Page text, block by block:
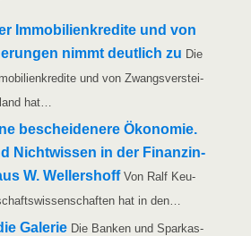
Immo­bi­li­en­kre­di­te und von
nimmt deut­lich zu Die
und von Zwangs­ver­stei­
hat…
beschei­de­ne­re Öko­no­mie.
Nicht­wis­sen in der Finanz­in­
W. Wel­lers­hoff Von Ralf Keu­
hat in den…
Gale­rie Die Ban­ken und Spar­kas­